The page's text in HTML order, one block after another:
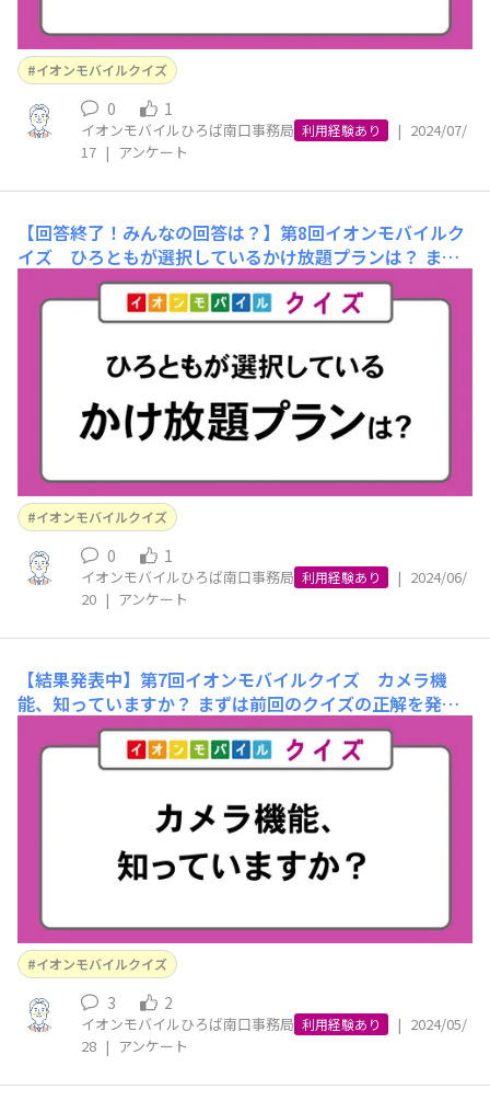
イオンモバイルクイズ
0 1
イオンモバイルひろば南口事務局 利用経験あり | 2024/07/
17 | アンケート
【回答終了！みんなの回答は？】第8回イオンモバイルク
イズ ひろともが選択しているかけ放題プランは？ まず
は前回のクイズの正解を発表！ 【前回の問題】「スマホ
のカメラで、背景をぼかして被写体を際立たせる撮影モー
ドは何と呼ばれているでしょうか？」①パノラマモード
②ポートレートモード ③ナイトモード ④マクロモー
ド 正解は②「ポートレートモード」でした！ みなさまは
イオンモバイルクイズ
0 1
イオンモバイルひろば南口事務局 利用経験あり | 2024/06/
20 | アンケート
【結果発表中】第7回イオンモバイルクイズ カメラ機
能、知っていますか？ まずは前回のクイズの正解を発
表！ 【前回の問題】「動画と音楽、それぞれ同じ長さの
場合、よりデータ通信容量を使うのはどっち？」①動画
②音楽 正解は①「動画」でした！今回は比較的簡単なク
イズだったと思います！みなさまは正解することができま
したか？ 今回のクイズ
イオンモバイルクイズ
3 2
イオンモバイルひろば南口事務局 利用経験あり | 2024/05/
28 | アンケート